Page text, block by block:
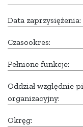
Data zaprzysiężenia:
Czasookres:
Pełnione funkcje:
Oddział względnie
organizacyjny:
Okręg: